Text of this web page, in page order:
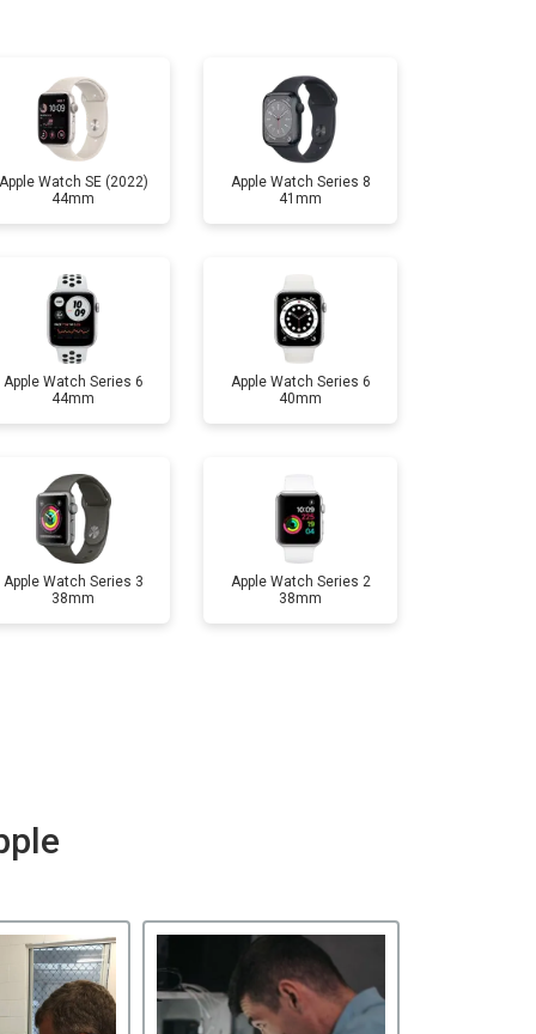
1500 ₽ Заказать
2000 ₽ Заказать
2000 ₽ Заказать
Watch SE (2022)
44mm
Apple Watch Series 8
41mm
Apple Watch Series 6
44mm
Apple Watch Series 6
40mm
Apple Watch Series 3
38mm
Apple Watch Series 2
38mm